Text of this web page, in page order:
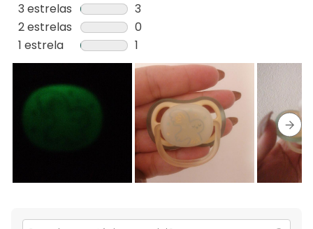
análises
com
5
13
análises
com
estrelas.
3 estrelas estrelas
3
3
análises
com
3
estrelas.
2 estrelas estrelas
0
0
análise
com
2
estrelas.
1 estrela estrelas
1
1
análise
com
1
estrela.